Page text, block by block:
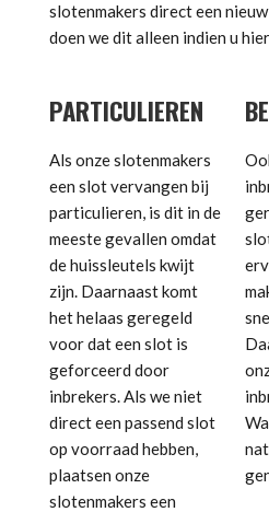
slotenmakers direct een
doen we dit alleen indien u
PARTICULIEREN
Als onze slotenmakers
een slot vervangen bij
particulieren, is dit in de
meeste gevallen omdat
de huissleutels kwijt
zijn. Daarnaast komt
het helaas geregeld
voor dat een slot is
geforceerd door
inbrekers. Als we niet
direct een passend slot
op voorraad hebben,
plaatsen onze
slotenmakers een